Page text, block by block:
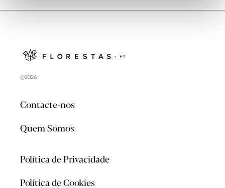
@2026
Contacte-nos
Quem Somos
Política de Privacidade
Política de Cookies